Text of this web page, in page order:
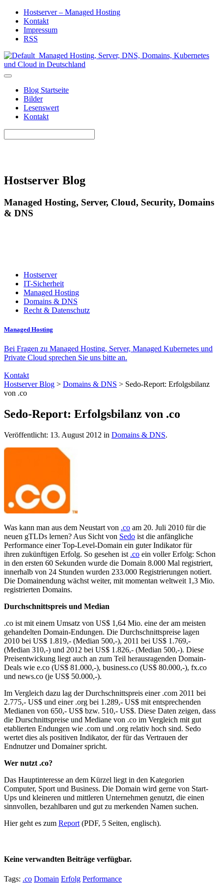
Hostserver – Managed Hosting
Kontakt
Impressum
RSS
Blog Startseite
Bilder
Lesenswert
Kontakt
Hostserver Blog
Managed Hosting, Server, Cloud, Security, Domains
& DNS
Hostserver
IT-Sicherheit
Managed Hosting
Domains & DNS
Recht & Datenschutz
Managed Hosting
Bei Fragen zu Managed Hosting, Server, Managed Kubernetes und
Private Cloud sprechen Sie uns bitte an.
Kontakt
Hostserver Blog > Domains & DNS > Sedo-Report: Erfolgsbilanz
von .co
Sedo-Report: Erfolgsbilanz von .co
Veröffentlicht: 13. August 2012 in Domains & DNS.
Was kann man aus dem Neustart von .co am 20. Juli 2010 für die
neuen gTLDs lernen? Aus Sicht von Sedo ist die anfängliche
Performance einer Top-Level-Domain ein guter Indikator für
ihren zukünftigen Erfolg. So gesehen ist .co ein voller Erfolg: Schon
in den ersten 60 Sekunden wurde die Domain 8.000 Mal registriert,
innerhalb von 24 Stunden wurden 233.000 Registrierungen notiert.
Die Domainendung wächst weiter, mit momentan weltweit 1,3 Mio.
registrierten Domains.
Durchschnittspreis und Median
.co ist mit einem Umsatz von US$ 1,64 Mio. eine der am meisten
gehandelten Domain-Endungen. Die Durchschnittspreise lagen
2010 bei US$ 1.819,- (Median 500,-), 2011 bei US$ 1.769,-
(Median 310,-) und 2012 bei US$ 1.826,- (Median 500,-). Diese
Preisentwickung liegt auch an zum Teil herausragenden Domain-
Deals wie e.co (US$ 81.000,-), business.co (US$ 80.000,-), fx.co
und news.co (je US$ 50.000,-).
Im Vergleich dazu lag der Durchschnittspreis einer .com 2011 bei
2.775,- US$ und einer .org bei 1.289,- US$ mit entsprechenden
Medianen von 650,- US$ bzw. 510,- US$. Diese Daten zeigen, dass
die Durschnittspreise und Mediane von .co im Vergleich mit gut
etablierten Endungen wie .com und .org relativ hoch sind. Sedo
wertet dies als positiven Indikator, der für das Vertrauen der
Endnutzer und Domainer spricht.
Wer nutzt .co?
Das Hauptinteresse an dem Kürzel liegt in den Kategorien
Computer, Sport und Business. Die Domain wird gerne von Start-
Ups und kleineren und mittleren Unternehmen genutzt, die einen
sinnvollen, bezahlbaren und gut zu merkenden Namen suchen.
Hier geht es zum Report (PDF, 5 Seiten, englisch).
Keine verwandten Beiträge verfügbar.
Tags: .co Domain Erfolg Performance